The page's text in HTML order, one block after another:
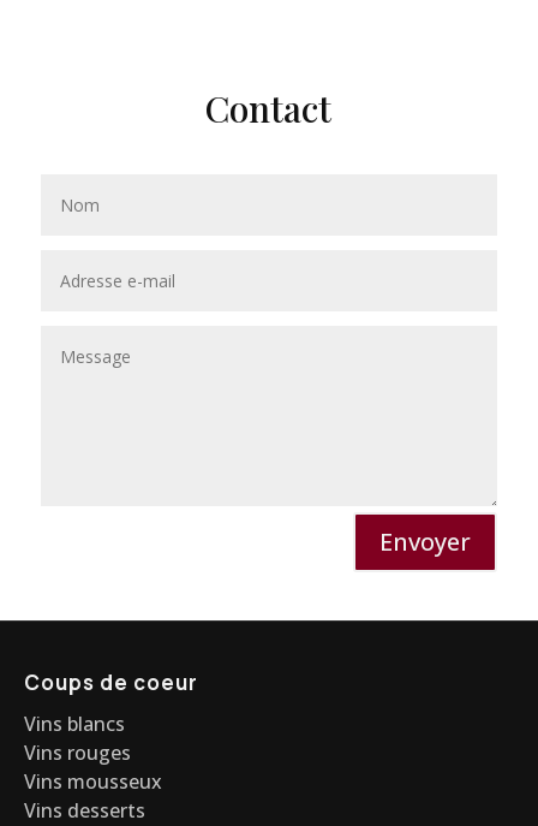
Contact
Envoyer
Coups de coeur
Vins blancs
Vins rouges
Vins mousseux
Vins desserts